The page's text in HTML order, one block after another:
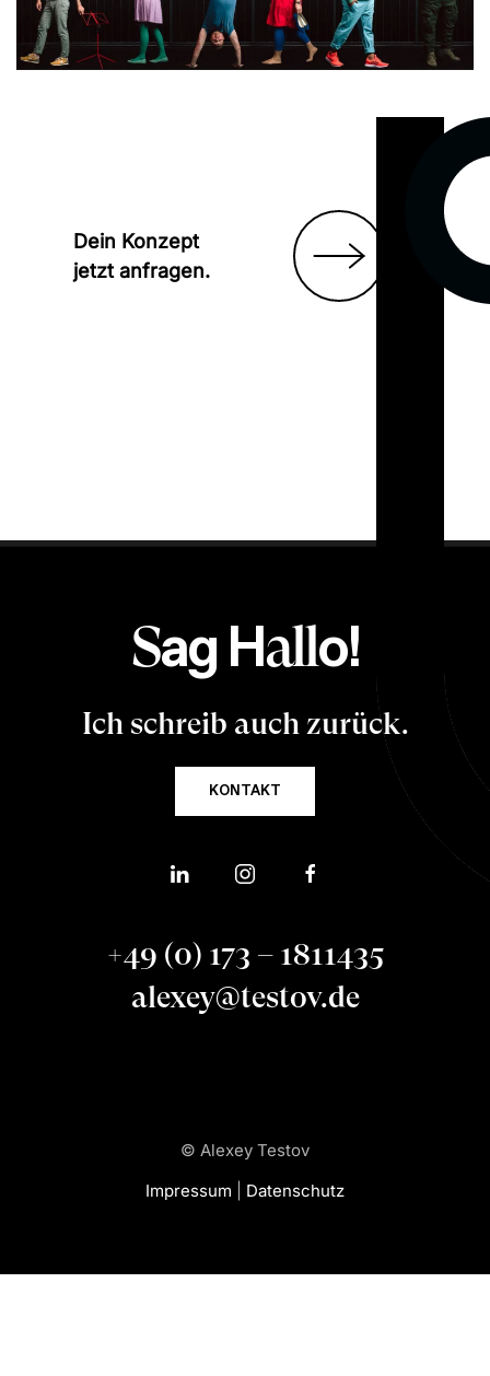
Dein Konzept
jetzt anfragen.
Sag Hallo!
Ich schreib auch zurück.
KONTAKT
+49 (0) 173 – 1811435
alexey@testov.de
© Alexey Testov
Impressum
Datenschutz